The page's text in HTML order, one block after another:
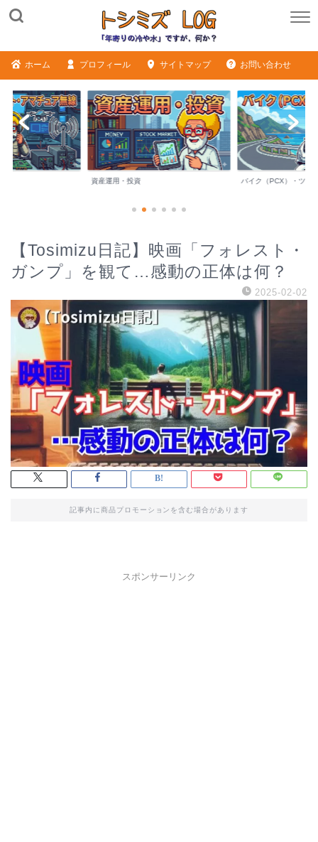
ホーム プロフィール サイトマップ お問い合わせ
資産運用・投資 バイク（PCX）・ツー
【Tosimizu日記】映画「フォレスト・
ガンプ」を観て…感動の正体は何？
2025-02-02
記事内に商品プロモーションを含む場合があります
スポンサーリンク